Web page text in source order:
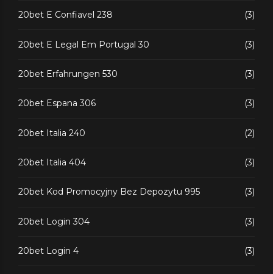
20bet E Confiavel 238 (3)
20bet E Legal Em Portugal 30 (3)
20bet Erfahrungen 530 (3)
20bet Espana 306 (3)
20bet Italia 240 (2)
20bet Italia 404 (3)
20bet Kod Promocyjny Bez Depozytu 995 (3)
20bet Login 304 (3)
20bet Login 4 (3)